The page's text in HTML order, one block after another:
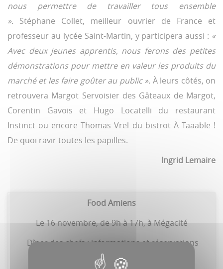
nous permettre de travailler tous ensemble
». Stéphane Collet, meilleur ouvrier de France et
professeur au lycée Saint-Martin, y participera aussi : «
Avec deux jeunes apprentis, nous ferons des petites
démonstrations pour mettre en valeur les produits du
marché et les faire goûter au public ». À leurs côtés, on
retrouvera Margot Servoisier des Gâteaux de Margot,
Corentin Gavois et Hugo Locatelli du restaurant
Instinct ou encore Thomas Vrel du bistrot À Taaable !
De quoi ravir toutes les papilles.
Ingrid Lemaire
Food Amiens
Le 16 novembre, de 9h à 17h, à Mégacité
Dîner des chefs : informations et réservations
bit.ly/foodamiens25